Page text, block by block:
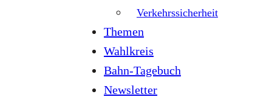
Verkehrssicherheit
Themen
Wahlkreis
Bahn-Tagebuch
Newsletter